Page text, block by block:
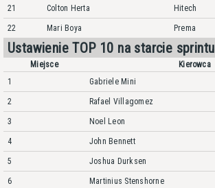
21 Colton Herta Hitech
22 Mari Boya Prema
Ustawienie TOP 10 na starcie sprintu
Miejsce
Kierowca
1
Gabriele Mini
2 Rafael Villagomez
3 Noel Leon
4 John Bennett
5 Joshua Durksen
6 Martinius Stenshorne